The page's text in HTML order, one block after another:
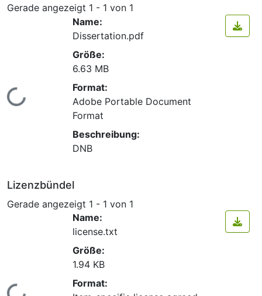
Gerade angezeigt 1 - 1 von 1
Lade...
Name:
Dissertation.pdf
Größe:
6.63 MB
Format:
Adobe Portable Document
Format
Beschreibung:
DNB
Lizenzbündel
Gerade angezeigt 1 - 1 von 1
Name:
license.txt
Größe:
1.94 KB
Format: